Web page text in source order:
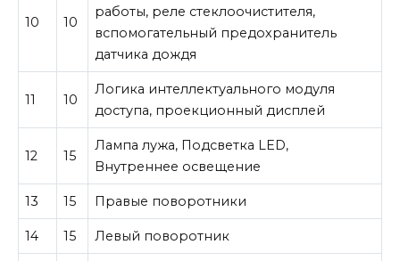
10 10
работы, реле стеклоочистителя,
вспомогательный предохранитель
датчика дождя
11 10
Логика интеллектуального модуля
доступа, проекционный дисплей
12 15
Лампа лужа, Подсветка LED,
Внутреннее освещение
13 15 Правые поворотники
14 15 Левый поворотник